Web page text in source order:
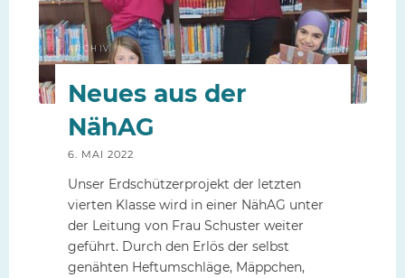
ARCHIV
Neues aus der
NähAG
6. MAI 2022
Unser Erdschützerprojekt der letzten
vierten Klasse wird in einer NähAG unter
der Leitung von Frau Schuster weiter
geführt. Durch den Erlös der selbst
genähten Heftumschläge, Mäppchen,